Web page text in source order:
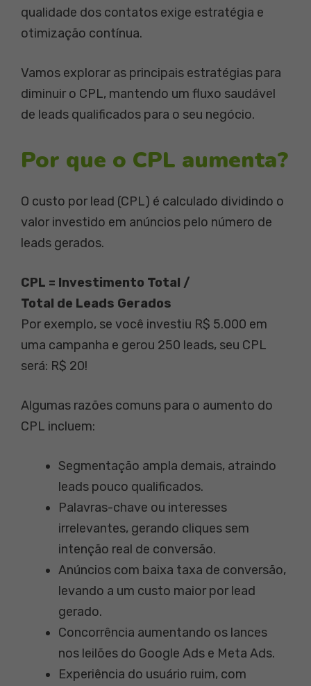
qualidade dos contatos exige estratégia e
otimização contínua.
Vamos explorar as principais estratégias para
diminuir o CPL, mantendo um fluxo saudável
de leads qualificados para o seu negócio.
Por que o CPL aumenta?
O custo por lead (CPL) é calculado dividindo o
valor investido em anúncios pelo número de
leads gerados.
CPL = Investimento Total /
Total de Leads Gerados
Por exemplo, se você investiu R$ 5.000 em
uma campanha e gerou 250 leads, seu CPL
será: R$ 20!
Algumas razões comuns para o aumento do
CPL incluem:
Segmentação ampla demais, atraindo
leads pouco qualificados.
Palavras-chave ou interesses
irrelevantes, gerando cliques sem
intenção real de conversão.
Anúncios com baixa taxa de conversão,
levando a um custo maior por lead
gerado.
Concorrência aumentando os lances
nos leilões do Google Ads e Meta Ads.
Experiência do usuário ruim, com